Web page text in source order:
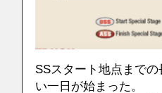
SSスタート地点まで
い一日が始まった。